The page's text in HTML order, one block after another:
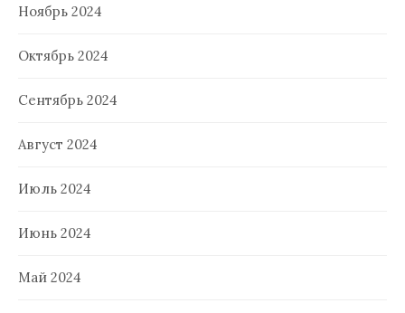
Ноябрь 2024
Октябрь 2024
Сентябрь 2024
Август 2024
Июль 2024
Июнь 2024
Май 2024